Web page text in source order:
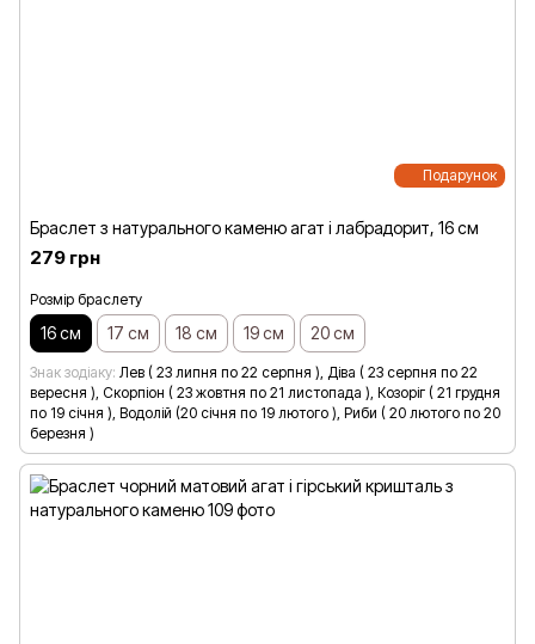
Подарунок
Браслет з натурального каменю агат і лабрадорит, 16 см
279 грн
Розмір браслету
16 см 17 см 18 см 19 см 20 см
Знак зодіаку Лев ( 23 липня по 22 серпня ), Діва ( 23 серпня по 22
вересня ), Скорпіон ( 23 жовтня по 21 листопада ), Козоріг ( 21 грудня
по 19 січня ), Водолій (20 січня по 19 лютого ), Риби ( 20 лютого по 20
березня )